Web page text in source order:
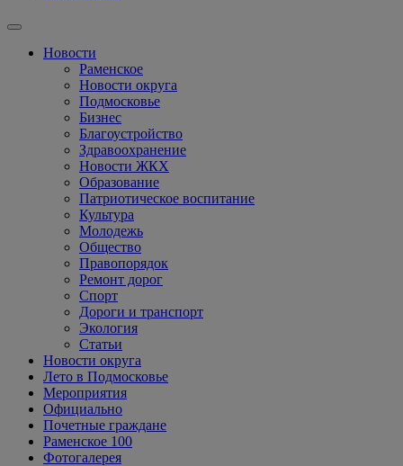
Новости
Раменское
Новости округа
Подмосковье
Бизнес
Благоустройство
Здравоохранение
Новости ЖКХ
Образование
Патриотическое воспитание
Культура
Молодежь
Общество
Правопорядок
Ремонт дорог
Спорт
Дороги и транспорт
Экология
Статьи
Новости округа
Лето в Подмосковье
Мероприятия
Официально
Почетные граждане
Раменское 100
Фотогалерея